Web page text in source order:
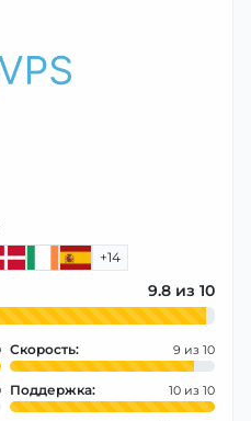
+14
9.8
Скорость: 9
Поддержка: 10